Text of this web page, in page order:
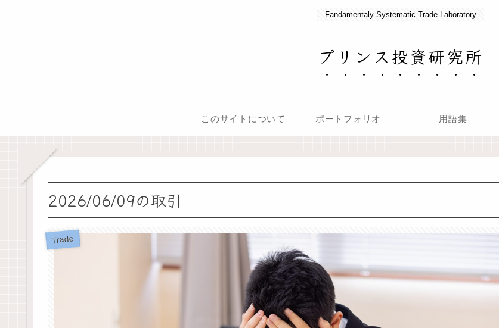
Fandamentaly Systematic Trade Laboratory
プリンス投資研究所
このサイトについて ポートフォリオ 用語集
2026/06/09の取引
Trade